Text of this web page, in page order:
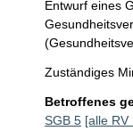
Entwurf eines
Zuständiges
Betroffenes
SGB 5 [alle RV